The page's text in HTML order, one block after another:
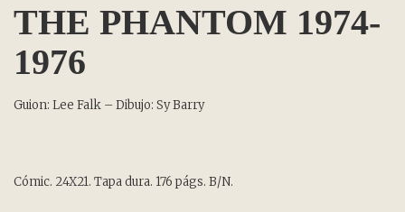
THE PHANTOM 1974-
1976
Guion: Lee Falk – Dibujo: Sy Barry
Cómic. 24X21. Tapa dura. 176 págs. B/N.